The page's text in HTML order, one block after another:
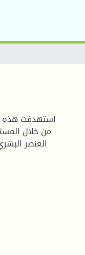
استهدفت هذه
من خلال
العنصر